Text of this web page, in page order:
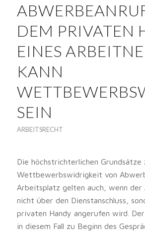
DEM PRIVATEN
EINES
KANN
SEIN
ARBEITSRECHT
Die höchstrichterlichen Grundsätze
Wettbewerbswidrigkeit von
Arbeitsplatz gelten auch, wenn der
nicht über den Dienstanschluss,
privaten Handy angerufen wird.
in diesem Fall zu Beginn des